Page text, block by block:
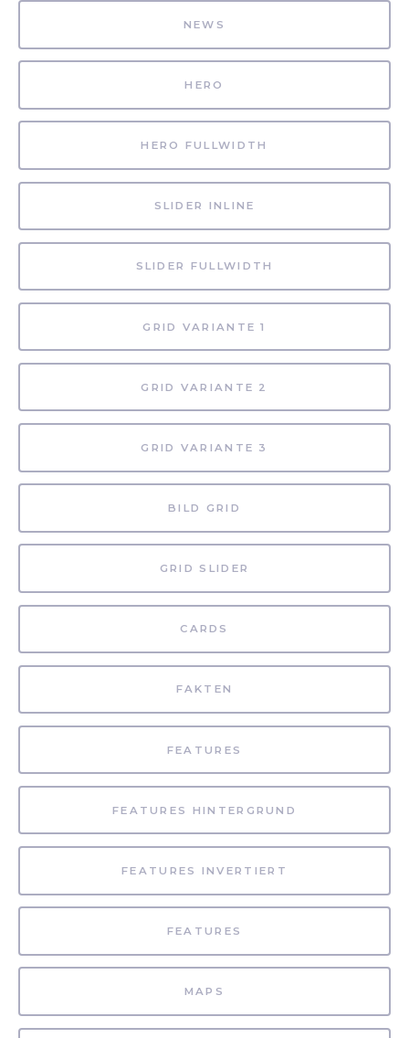
NEWS
HERO
HERO FULLWIDTH
SLIDER INLINE
SLIDER FULLWIDTH
GRID VARIANTE 1
GRID VARIANTE 2
GRID VARIANTE 3
BILD GRID
GRID SLIDER
CARDS
FAKTEN
FEATURES
FEATURES HINTERGRUND
FEATURES INVERTIERT
FEATURES
MAPS